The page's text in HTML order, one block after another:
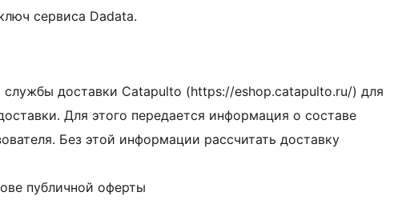
сервиса Dadata.
службы доставки Catapulto (https://eshop.catapulto.ru/) для
Для этого передается информация о составе
Без этой информации рассчитать доставку
публичной оферты